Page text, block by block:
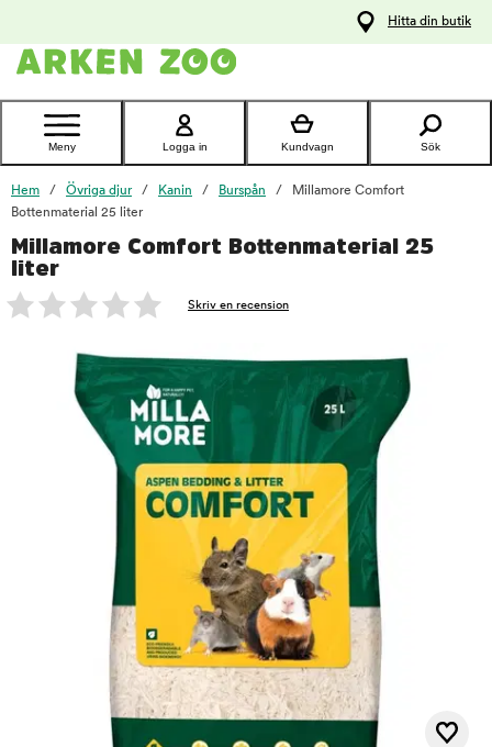
Kontakta
Hitta din butik
Meny Logga in Kundvagn Sök
Hem Övriga djur Kanin Burspån
Millamore Comfort
Bottenmaterial 25 liter
Millamore Comfort Bottenmaterial 25
liter
Skriv en recension
foo